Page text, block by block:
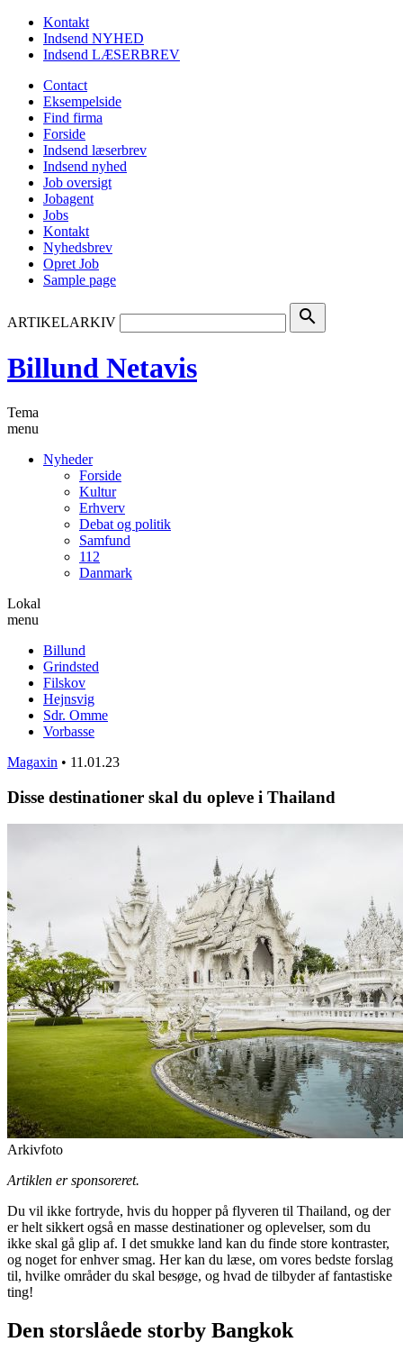
Kontakt
Indsend NYHED
Indsend LÆSERBREV
Contact
Eksempelside
Find firma
Forside
Indsend læserbrev
Indsend nyhed
Job oversigt
Jobagent
Jobs
Kontakt
Nyhedsbrev
Opret Job
Sample page
ARTIKELARKIV search
Billund Netavis
Tema
menu
Nyheder
Forside
Kultur
Erhverv
Debat og politik
Samfund
112
Danmark
Lokal
menu
Billund
Grindsted
Filskov
Hejnsvig
Sdr. Omme
Vorbasse
Magaxin • 11.01.23
Disse destinationer skal du opleve i Thailand
Arkivfoto
Artiklen er sponsoreret.
Du vil ikke fortryde, hvis du hopper på flyveren til Thailand, og der
er helt sikkert også en masse destinationer og oplevelser, som du
ikke skal gå glip af. I det smukke land kan du finde store kontraster,
og noget for enhver smag. Her kan du læse, om vores bedste forslag
til, hvilke områder du skal besøge, og hvad de tilbyder af fantastiske
ting!
Den storslåede storby Bangkok